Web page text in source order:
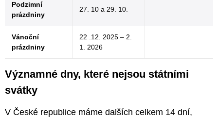
Podzimní
prázdniny
27. 10 a 29. 10.
Vánoční
prázdniny
22 .12. 2025 – 2.
1. 2026
Významné dny, které nejsou státními
svátky
V České republice máme dalších celkem 14 dní,